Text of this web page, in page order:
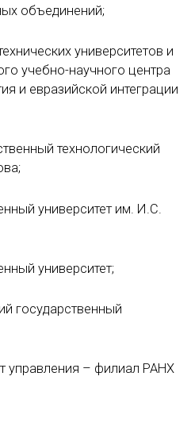
объединений;
университетов и
учебно-научного центра
и евразийской интеграции
технологический
университет им. И.С.
университет;
государственный
управления – филиал РАНХ